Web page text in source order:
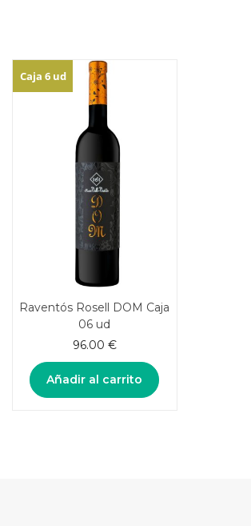
Caja 6 ud
Raventós Rosell DOM Caja
06 ud
96.00 €
Añadir al carrito